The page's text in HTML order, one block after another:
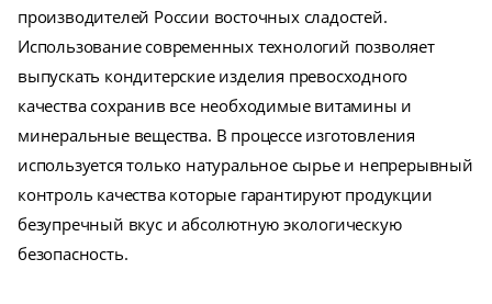
производителей России восточных сладостей.
Использование современных технологий позволяет
выпускать кондитерские изделия превосходного
качества сохранив все необходимые витамины и
минеральные вещества. В процессе изготовления
используется только натуральное сырье и непрерывный
контроль качества которые гарантируют продукции
безупречный вкус и абсолютную экологическую
безопасность.